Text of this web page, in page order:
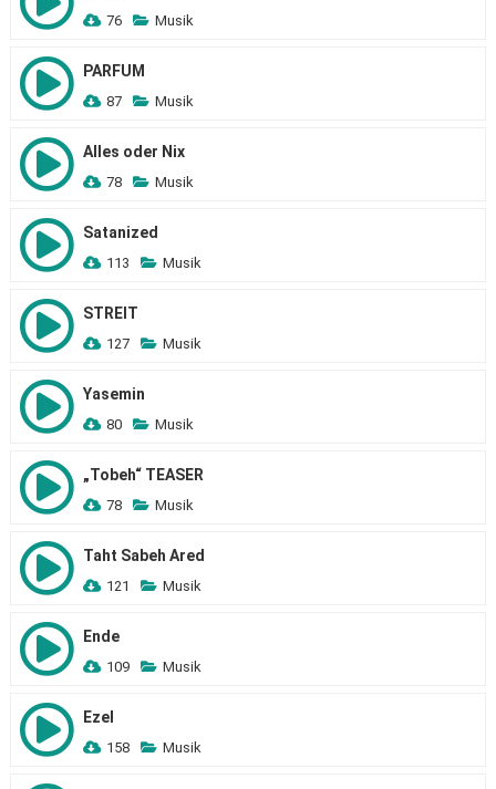
76 Musik
PARFUM
87 Musik
Alles oder Nix
78 Musik
Satanized
113 Musik
STREIT
127 Musik
Yasemin
80 Musik
„Tobeh“ TEASER
78 Musik
Taht Sabeh Ared
121 Musik
Ende
109 Musik
Ezel
158 Musik